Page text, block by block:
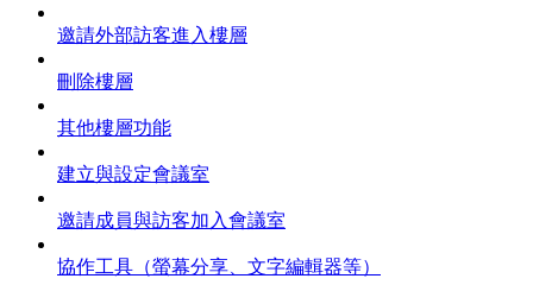
邀請外部訪客進入樓層
刪除樓層
其他樓層功能
建立與設定會議室
邀請成員與訪客加入會議室
協作工具（螢幕分享、文字編輯器等）